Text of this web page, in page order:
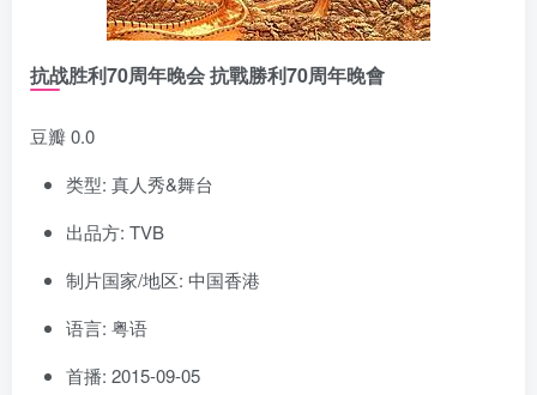
抗战胜利70周年晚会 抗戰勝利70周年晚會
豆瓣 0.0
类型: 真人秀&舞台
出品方: TVB
制片国家/地区: 中国香港
语言: 粤语
首播: 2015-09-05